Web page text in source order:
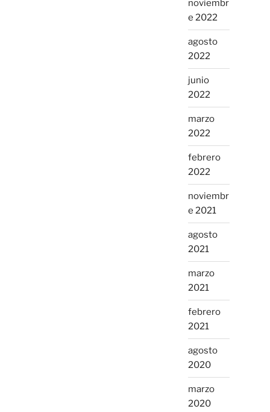
noviembr
e 2022
agosto
2022
junio
2022
marzo
2022
febrero
2022
noviembr
e 2021
agosto
2021
marzo
2021
febrero
2021
agosto
2020
marzo
2020